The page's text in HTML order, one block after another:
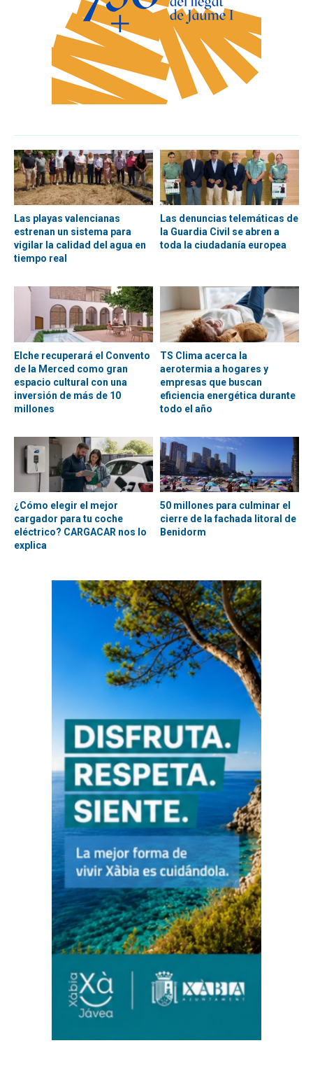
Las playas valencianas
estrenan un sistema para
vigilar la calidad del agua en
tiempo real
Las denuncias telemáticas de
la Guardia Civil se abren a
toda la ciudadanía europea
Elche recuperará el Convento
de la Merced como gran
espacio cultural con una
inversión de más de 10
millones
TS Clima acerca la
aerotermia a hogares y
empresas que buscan
eficiencia energética durante
todo el año
¿Cómo elegir el mejor
cargador para tu coche
eléctrico? CARGACAR nos lo
explica
50 millones para culminar el
cierre de la fachada litoral de
Benidorm